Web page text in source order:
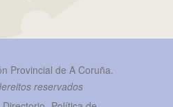
Provincial de A Coruña.
reservados